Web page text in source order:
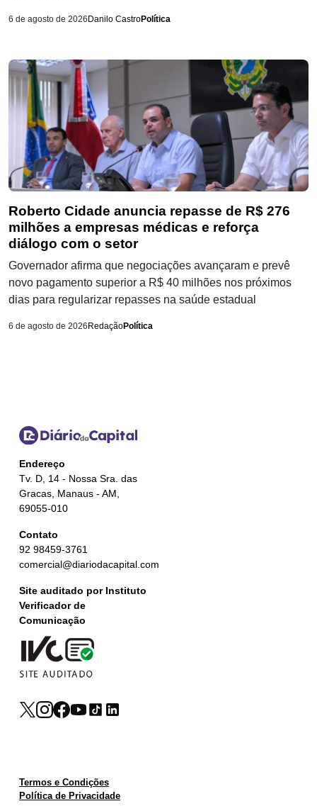
6 de agosto de 2026 Danilo CastroPolítica
Roberto Cidade anuncia repasse de R$ 276
milhões a empresas médicas e reforça
diálogo com o setor
Governador afirma que negociações avançaram e prevê
novo pagamento superior a R$ 40 milhões nos próximos
dias para regularizar repasses na saúde estadual
6 de agosto de 2026 RedaçãoPolítica
Endereço
Tv. D, 14 - Nossa Sra. das
Gracas, Manaus - AM,
69055-010
Contato
92 98459-3761
comercial@diariodacapital.com
Site auditado por Instituto
Verificador de
Comunicação
Termos e Condições
Política de Privacidade